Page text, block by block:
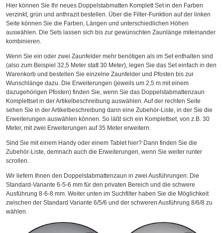
Hier können Sie Ihr neues Doppelstabmatten Komplett Set in den Farben
verzinkt, grün und anthrazit bestellen. Über die Filter-Funktion auf der linken
Seite können Sie die Farben, Längen und unterschiedlichen Höhen
auswählen. Die Sets lassen sich bis zur gewünschten Zaunlänge miteinander
kombinieren.
Wenn Sie ein oder zwei Zaunfelder mehr benötigen als im Set enthalten sind
(also zum Beispiel 32,5 Meter statt 30 Meter), legen Sie das Set einfach in den
Warenkorb und bestellen Sie einzelne Zaunfelder und Pfosten bis zur
Wunschlänge dazu. Die Erweiterungen (jeweils um 2,5 m mit einem
dazugehörigen Pfosten) finden Sie, wenn Sie das Doppelstabmattenzaun
Komplettset in der Artikelbeschreibung auswählen. Auf der rechten Seite
sehen Sie in der Artikelbeschreibung dann eine Zubehör-Liste, in der Sie die
Erweiterungen auswählen können. So läßt sich ein Komplettset, von z.B. 30
Meter, mit zwei Erweiterungen auf 35 Meter erweitern.
Sind Sie mit einem Handy oder einem Tablet hier? Dann finden Sie die
Zubehör-Liste, demnach auch die Erweiterungen, wenn Sie weiter runter
scrollen.
Wir liefern Ihnen den Doppelstabmattenzaun in zwei Ausführungen: Die
Standard-Variante 6-5-6 mm für den privaten Bereich und die schwere
Ausführung 8-6-8 mm. Weiter unten im Suchfilter haben Sie die Möglichkeit
zwischen der Standard Variante 6/5/6 und der schweren Ausführung 8/6/8 zu
wählen.